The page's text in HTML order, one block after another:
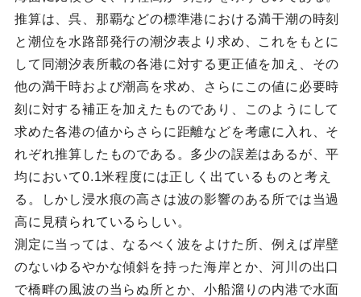
推算は、呉、那覇などの標準港における満干潮の時刻
と潮位を水路部発行の潮汐表より求め、これをもとに
して同潮汐表所載の各港に対する更正値を加え、その
他の満干時および潮高を求め、さらにこの値に必要時
刻に対する補正を加えたものであり、このようにして
求めた各港の値からさらに距離などを考慮に入れ、そ
れぞれ推算したものである。多少の誤差はあるが、平
均において0.1米程度には正しく出ているものと考え
る。しかし浸水痕の高さは波の影響のある所では当過
高に見積られているらしい。
測定に当っては、なるべく波をよけた所、例えば岸壁
のないゆるやかな傾斜を持った海岸とか、河川の出口
で橋畔の風波の当らぬ所とか、小船溜りの内港で水面